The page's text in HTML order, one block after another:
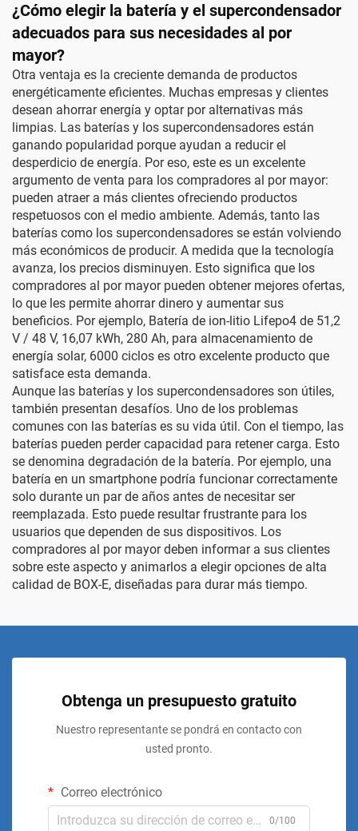
¿Cómo elegir la batería y el supercondensador
adecuados para sus necesidades al por
mayor?
Otra ventaja es la creciente demanda de productos
energéticamente eficientes. Muchas empresas y clientes
desean ahorrar energía y optar por alternativas más
limpias. Las baterías y los supercondensadores están
ganando popularidad porque ayudan a reducir el
desperdicio de energía. Por eso, este es un excelente
argumento de venta para los compradores al por mayor:
pueden atraer a más clientes ofreciendo productos
respetuosos con el medio ambiente. Además, tanto las
baterías como los supercondensadores se están volviendo
más económicos de producir. A medida que la tecnología
avanza, los precios disminuyen. Esto significa que los
compradores al por mayor pueden obtener mejores ofertas,
lo que les permite ahorrar dinero y aumentar sus
beneficios. Por ejemplo, Batería de ion-litio Lifepo4 de 51,2
V / 48 V, 16,07 kWh, 280 Ah, para almacenamiento de
energía solar, 6000 ciclos es otro excelente producto que
satisface esta demanda.
Aunque las baterías y los supercondensadores son útiles,
también presentan desafíos. Uno de los problemas
comunes con las baterías es su vida útil. Con el tiempo, las
baterías pueden perder capacidad para retener carga. Esto
se denomina degradación de la batería. Por ejemplo, una
batería en un smartphone podría funcionar correctamente
solo durante un par de años antes de necesitar ser
reemplazada. Esto puede resultar frustrante para los
usuarios que dependen de sus dispositivos. Los
compradores al por mayor deben informar a sus clientes
sobre este aspecto y animarlos a elegir opciones de alta
calidad de BOX-E, diseñadas para durar más tiempo.
Obtenga un presupuesto gratuito
Nuestro representante se pondrá en contacto con
usted pronto.
Correo electrónico
0/100